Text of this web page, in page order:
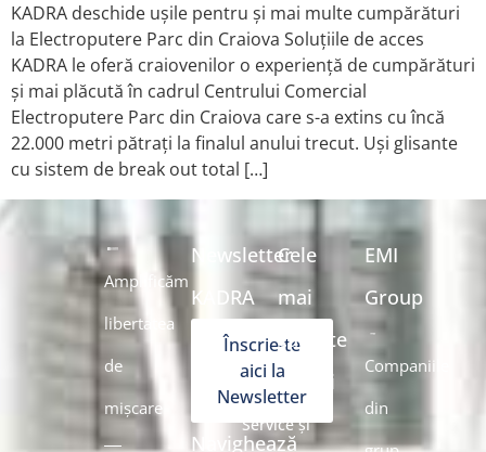
KADRA deschide ușile pentru și mai multe cumpărături
la Electroputere Parc din Craiova Soluțiile de acces
KADRA le oferă craiovenilor o experiență de cumpărături
și mai plăcută în cadrul Centrului Comercial
Electroputere Parc din Craiova care s-a extins cu încă
22.000 metri pătrați la finalul anului trecut. Uși glisante
cu sistem de break out total […]
Amplificăm
libertatea
de
mișcare
Newsletter
KADRA
Înscrie-te
aici la
Newsletter
Navighează
Cele
mai
căutate
soluții
Service și
EMI
Group
Companiile
din